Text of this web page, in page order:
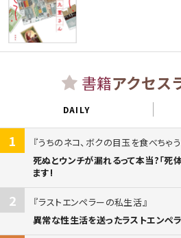
書籍アクセス
DAILY
1
うちのネコ、ボクの目玉を食べちゃ
死ぬとウンチが漏れるって本当?「死
ます!
2
ラストエンペラーの私生活
異常な性生活を送ったラストエンペ